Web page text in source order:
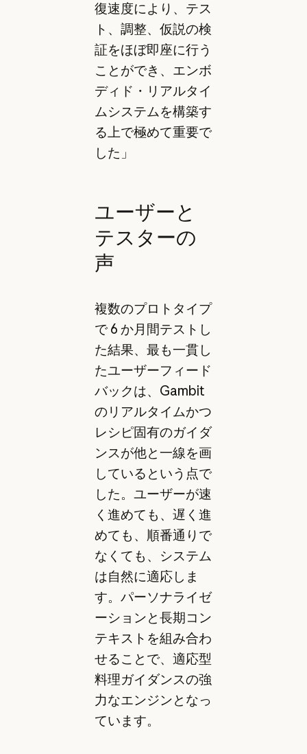
復速度により、テス
ト、調整、仮説の検
証をほぼ即座に行う
ことができ、エンボ
ディド・リアルタイ
ムシステムを構築す
る上で極めて重要で
した」
ユーザーと
テスターの
声
複数のプロトタイプ
で 6 か月間テストし
た結果、最も一貫し
たユーザーフィード
バックは、Gambit
のリアルタイムかつ
レシピ固有のガイダ
ンスが他と一線を画
しているという点で
した。ユーザーが速
く進めても、遅く進
めても、順番通りで
なくても、システム
は自然に適応しま
す。パーソナライゼ
ーションと長期コン
テキストを組み合わ
せることで、適応型
料理ガイダンスの強
力なエンジンとなっ
ています。